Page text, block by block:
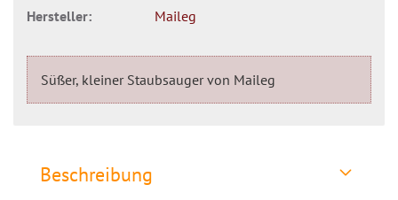
Hersteller: Maileg
Süßer, kleiner Staubsauger von Maileg
Beschreibung